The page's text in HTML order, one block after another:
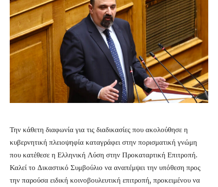
Την κάθετη διαφωνία για τις διαδικασίες που ακολούθησε η
κυβερνητική πλειοψηφία καταγράφει στην πορισματική γνώμη
που κατέθεσε η Ελληνική Λύση στην Προκαταρτική Επιτροπή.
Καλεί το Δικαστικό Συμβούλιο να αναπέμψει την υπόθεση προς
την παρούσα ειδική κοινοβουλευτική επιτροπή, προκειμένου να